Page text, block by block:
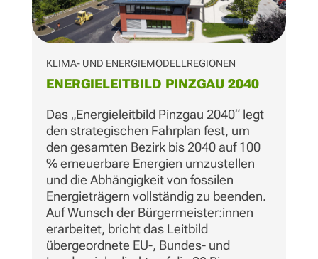
KLIMA- UND ENERGIEMODELLREGIONEN
ENERGIELEITBILD PINZGAU 2040
Das „Energieleitbild Pinzgau 2040“ legt
den strategischen Fahrplan fest, um
den gesamten Bezirk bis 2040 auf 100
% erneuerbare Energien umzustellen
und die Abhängigkeit von fossilen
Energieträgern vollständig zu beenden.
Auf Wunsch der Bürgermeister:innen
erarbeitet, bricht das Leitbild
übergeordnete EU-, Bundes- und